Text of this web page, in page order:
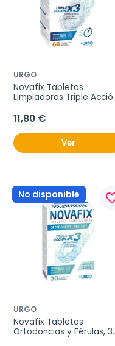
URGO
Novafix Tabletas
Limpiadoras Triple
11,80 €
Ver
No disponible
URGO
Novafix Tabletas
Ortodoncias y Férulas,